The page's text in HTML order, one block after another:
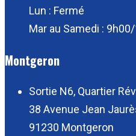
Lun : Fermé
Mar au Samedi :
Montgeron
Sortie N6, Quartier
38 Avenue Jean
91230 Montgeron